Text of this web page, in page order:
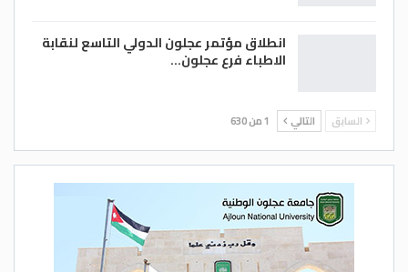
انطلاق مؤتمر عجلون الدولي التاسع لنقابة
الاطباء فرع عجلون…
السابق التالي 1 من 630